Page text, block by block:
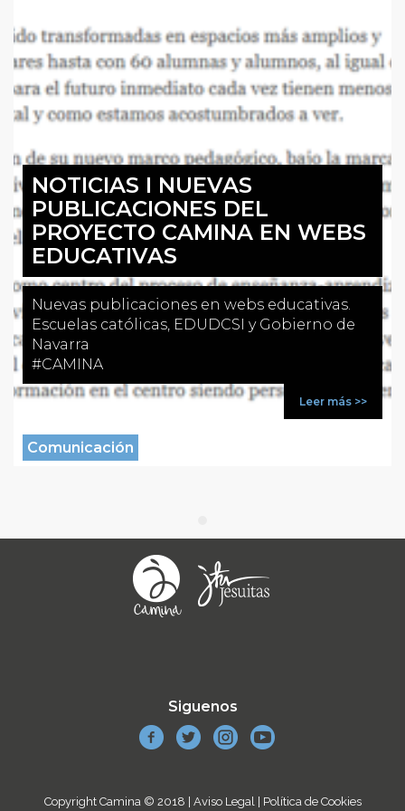
NOTICIAS I NUEVAS
PUBLICACIONES DEL
PROYECTO CAMINA EN WEBS
EDUCATIVAS
Nuevas publicaciones en webs educativas.
Escuelas católicas, EDUDCSI y Gobierno de
Navarra
#CAMINA
Leer más >>
Comunicación
Siguenos
Copyright Camina © 2018 | Aviso Legal | Política de Cookies